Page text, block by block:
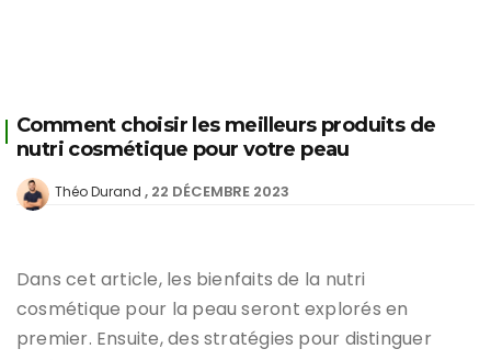
Comment choisir les meilleurs produits de
nutri cosmétique pour votre peau
Théo Durand 22 DÉCEMBRE 2023
Dans cet article, les bienfaits de la nutri
cosmétique pour la peau seront explorés en
premier. Ensuite, des stratégies pour distinguer